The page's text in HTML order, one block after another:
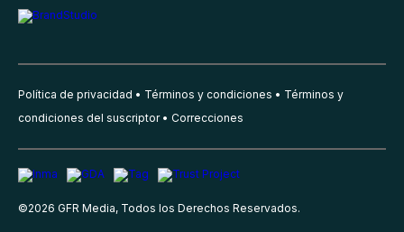
Política de privacidad Términos y condiciones
Términos y
condiciones del suscriptor
Correcciones
©2026 GFR Media, Todos los Derechos Reservados.